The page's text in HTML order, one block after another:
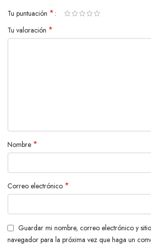
Tu puntuación *
Tu valoración *
Nombre *
Correo electrónico *
Guardar mi nombre, correo electrónico y
navegador para la próxima vez que haga un